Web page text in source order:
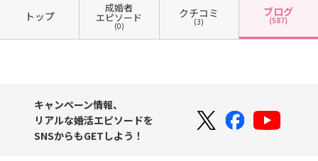
トップ
成婚者
エピソード
(0)
クチコミ
(3)
ブログ
(587)
キャンペーン情報、
リアルな婚活エピソードを
SNSからもGETしよう！